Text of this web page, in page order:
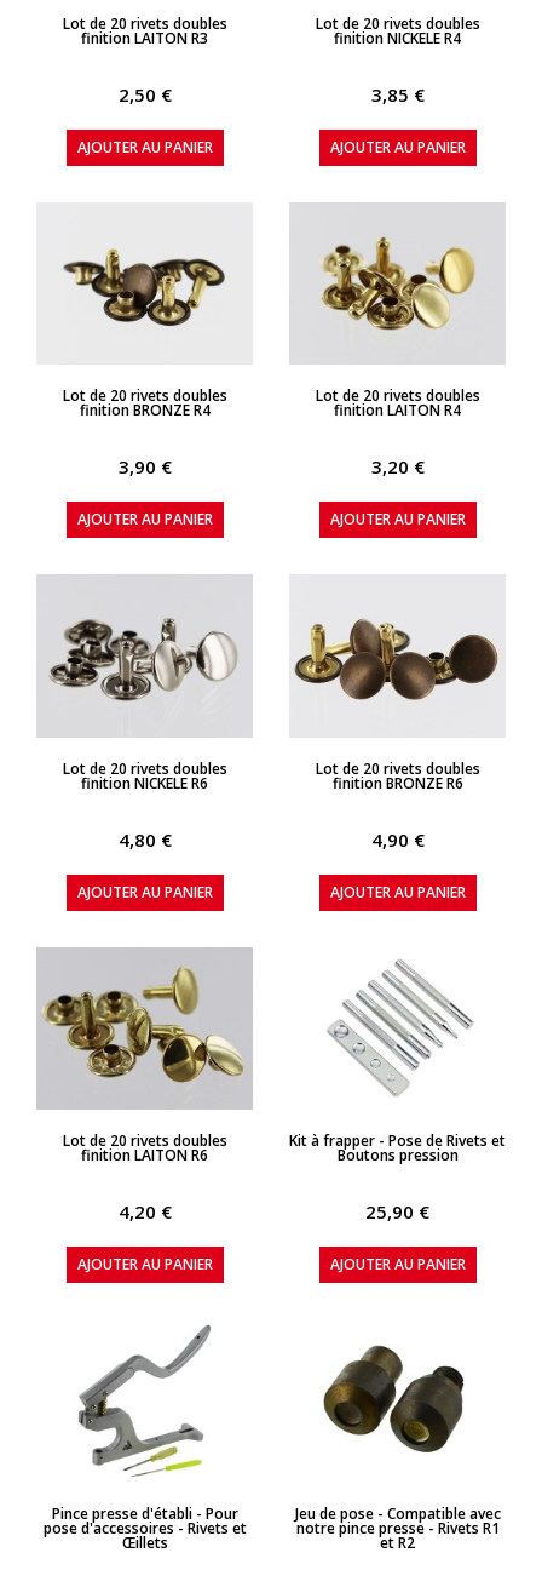
APERÇU RAPIDE
Lot de 20 rivets doubles
finition LAITON R3
2,50 €
AJOUTER AU PANIER
APERÇU RAPIDE
Lot de 20 rivets doubles
finition NICKELE R4
3,85 €
AJOUTER AU PANIER
APERÇU RAPIDE
Lot de 20 rivets doubles
finition BRONZE R4
3,90 €
AJOUTER AU PANIER
APERÇU RAPIDE
Lot de 20 rivets doubles
finition LAITON R4
3,20 €
AJOUTER AU PANIER
APERÇU RAPIDE
Lot de 20 rivets doubles
finition NICKELE R6
4,80 €
AJOUTER AU PANIER
APERÇU RAPIDE
Lot de 20 rivets doubles
finition BRONZE R6
4,90 €
AJOUTER AU PANIER
APERÇU RAPIDE
Lot de 20 rivets doubles
finition LAITON R6
4,20 €
AJOUTER AU PANIER
APERÇU RAPIDE
Kit à frapper - Pose de Rivets et
Boutons pression
25,90 €
AJOUTER AU PANIER
APERÇU RAPIDE
Pince presse d'établi - Pour
pose d'accessoires - Rivets et
Œillets
APERÇU RAPIDE
Jeu de pose - Compatible avec
notre pince presse - Rivets R1
et R2